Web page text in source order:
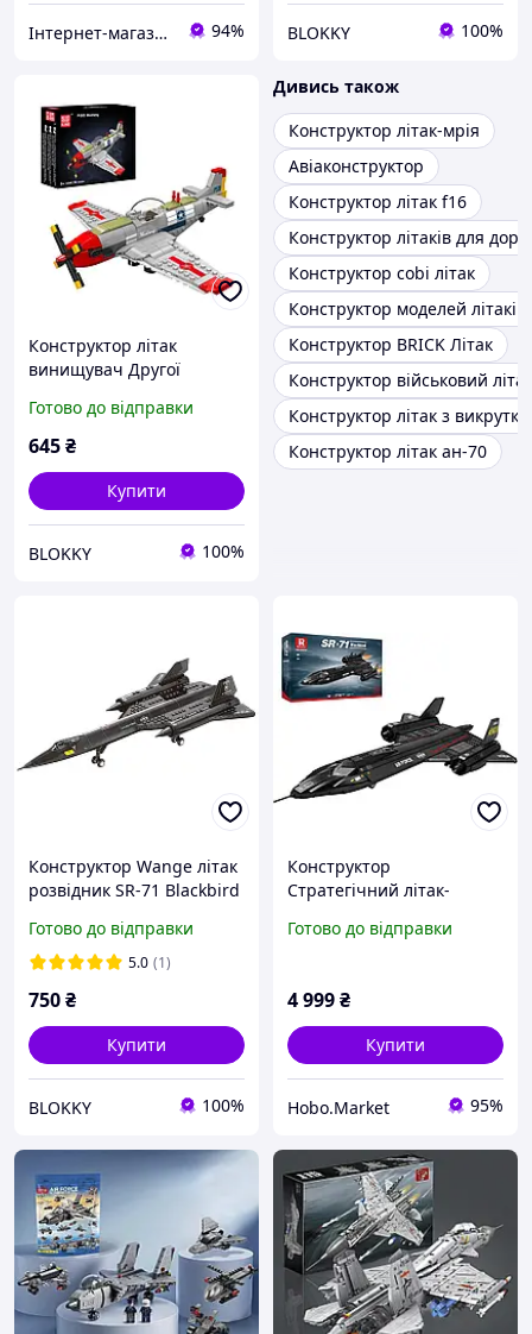
Інтернет-магазин "ТЕХНОРЕКОРД" 94% BLOKKY 100%
Конструктор літак
винищувач Другої
Mustang Fighter " Mould
King , 396 деталей
Готово до відправки
645₴
Купити
BLOKKY 100%
Дивись також
Конструктор літак-мрія
Авіаконструктор
Конструктор літак f16
Конструктор літаків для
Конструктор cobi літак
Конструктор моделей літаків
Конструктор BRICK Літак
Конструктор військовий
Конструктор літак з
Конструктор літак ан-70
Конструктор Wange літак
розвідник SR-71 Blackbird
техніка авіація ,183
деталі, Чорний
Готово до відправки
5.0 (1)
750₴
Купити
BLOKKY 100%
Конструктор
Стратегічний літак-
на 1733 деталі Reobrix
Готово до відправки
4 999₴
Купити
Hobo.Market 95%